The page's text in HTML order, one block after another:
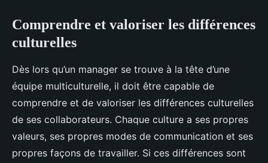
Comprendre et valoriser les différences
culturelles
Dès lors qu’un manager se trouve à la tête d’une
équipe multiculturelle, il doit être capable de
comprendre et de valoriser les différences culturelles
de ses collaborateurs. Chaque culture a ses propres
valeurs, ses propres modes de communication et ses
propres façons de travailler. Si ces différences sont